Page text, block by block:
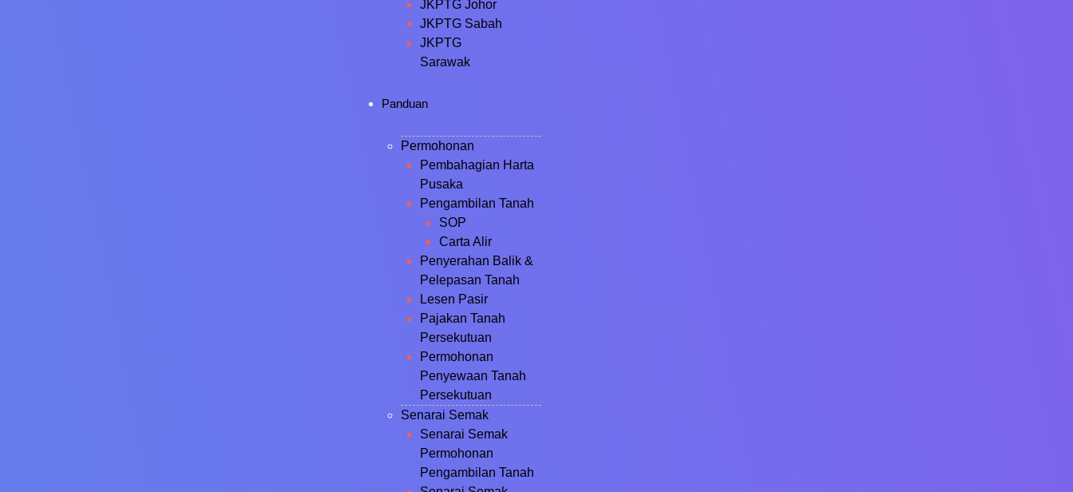
JKPTG Johor
JKPTG Sabah
JKPTG
Sarawak
Panduan
Permohonan
Pembahagian Harta
Pusaka
Pengambilan Tanah
SOP
Carta Alir
Penyerahan Balik &
Pelepasan Tanah
Lesen Pasir
Pajakan Tanah
Persekutuan
Permohonan
Penyewaan Tanah
Persekutuan
Senarai Semak
Senarai Semak
Permohonan
Pengambilan Tanah